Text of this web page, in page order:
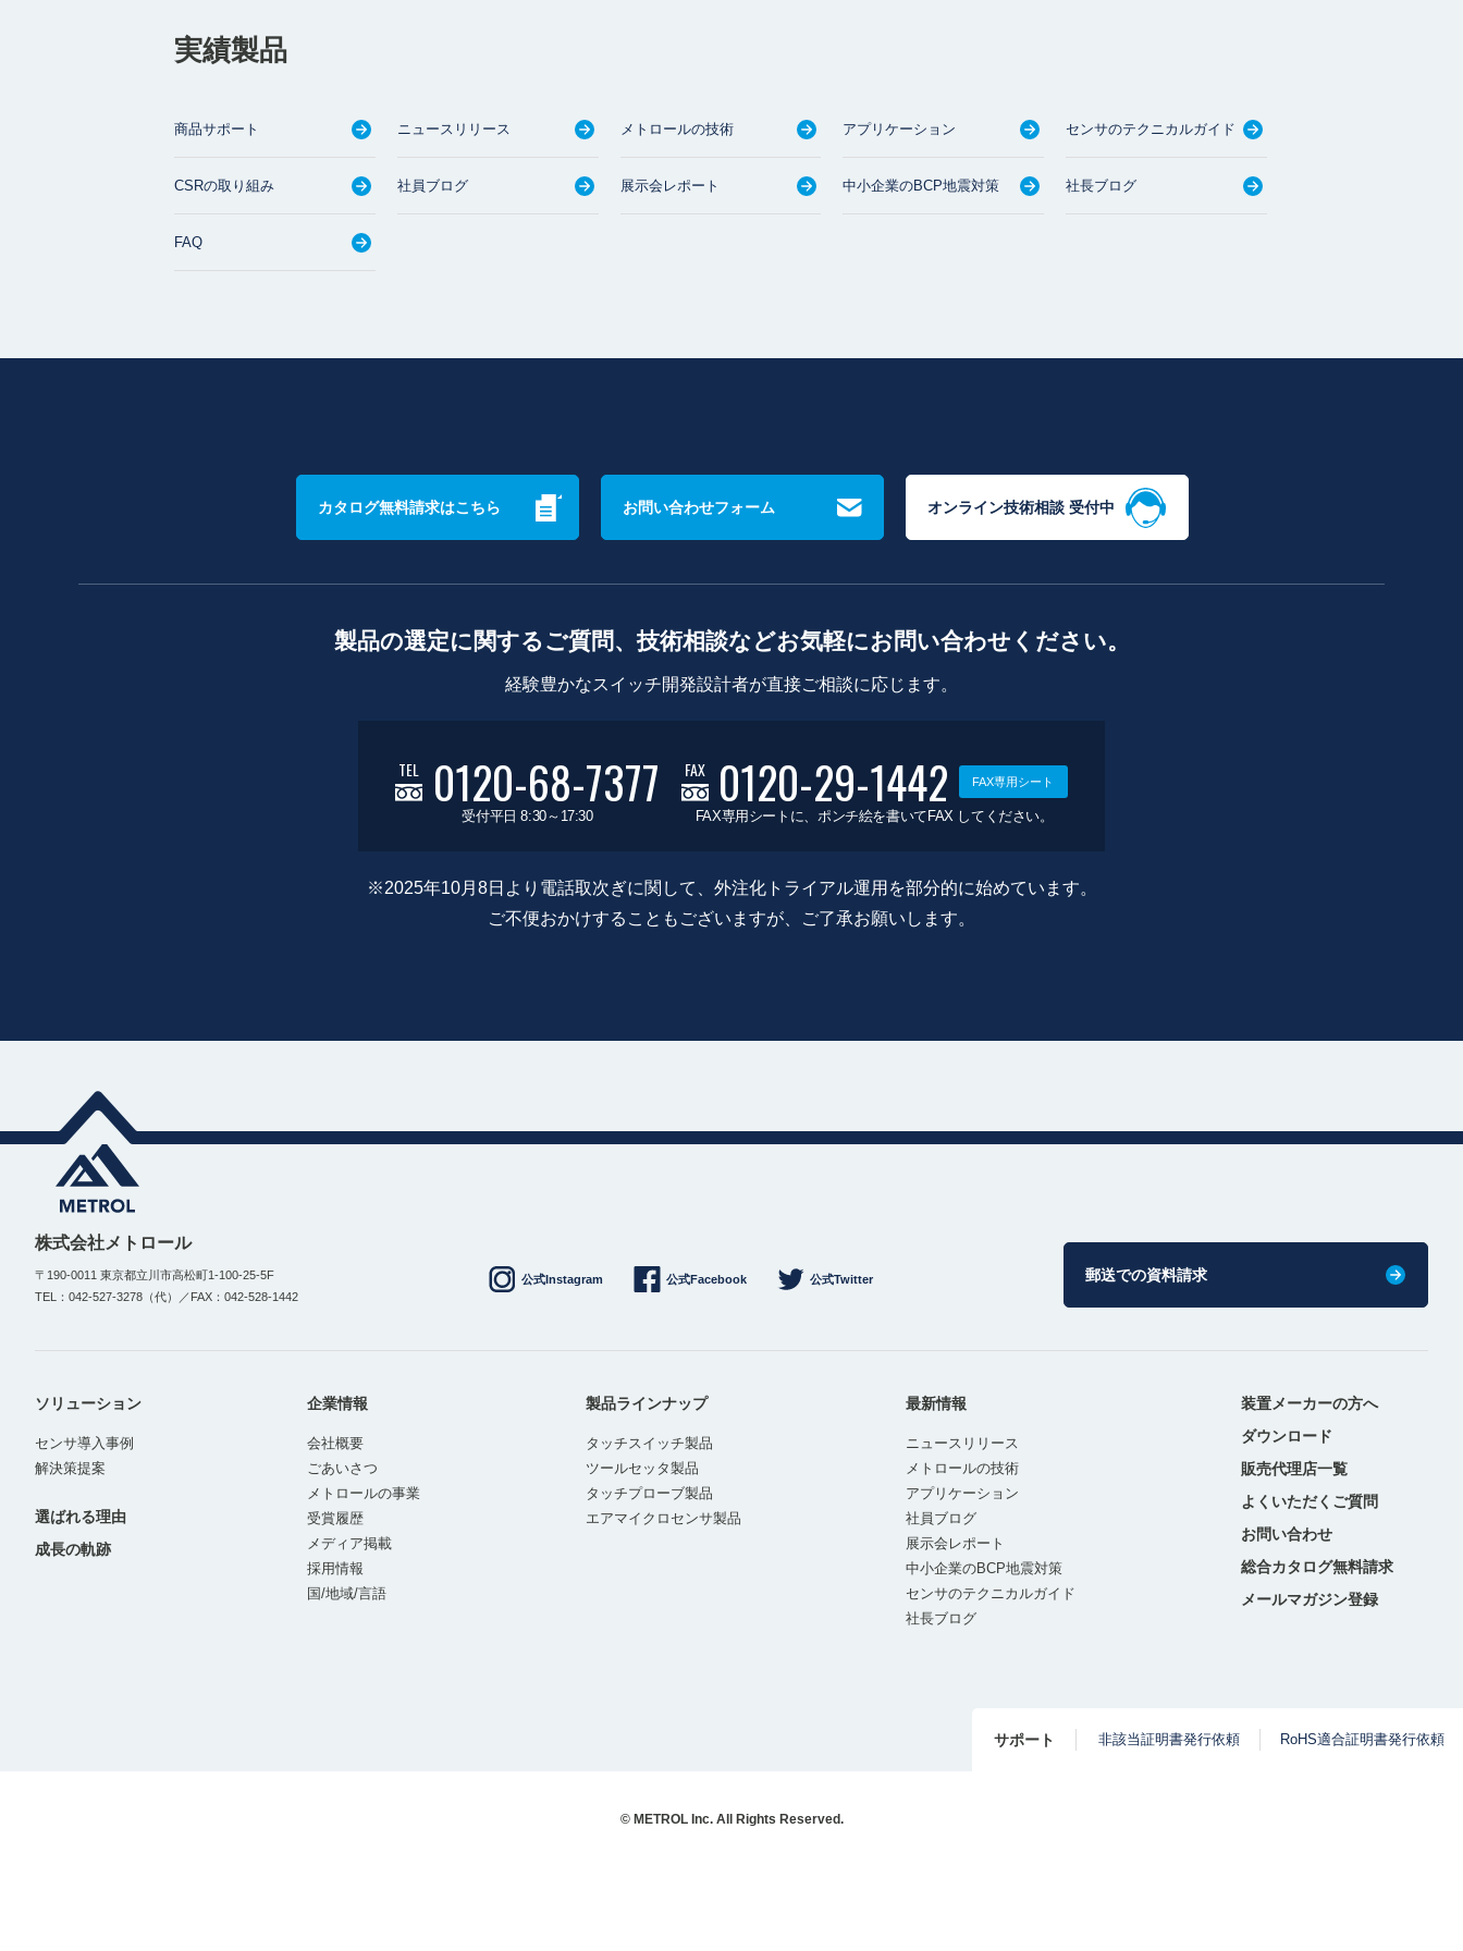
実績製品
商品サポート ニュースリリース メトロールの技術 アプリケーション センサのテクニカルガイド
CSRの取り組み 社員ブログ 展示会レポート 中小企業のBCP地震対策 社長ブログ
FAQ
カタログ無料請求はこちら お問い合わせフォーム オンライン技術相談 受付中
製品の選定に関するご質問、技術相談などお気軽にお問い合わせください。
経験豊かなスイッチ開発設計者が直接ご相談に応じます。
TEL 0120-68-7377
受付平日 8:30～17:30
FAX 0120-29-1442 FAX専用シート
FAX専用シートに、ポンチ絵を書いてFAX してください。
※2025年10月8日より電話取次ぎに関して、外注化トライアル運用を部分的に始めています。
ご不便おかけすることもございますが、ご了承お願いします。
株式会社メトロール
〒190-0011 東京都立川市高松町1-100-25-5F
TEL：042-527-3278（代）／FAX：042-528-1442
公式Instagram 公式Facebook 公式Twitter 郵送での資料請求
ソリューション
センサ導入事例
解決策提案
選ばれる理由
成長の軌跡
企業情報
会社概要
ごあいさつ
メトロールの事業
受賞履歴
メディア掲載
採用情報
国/地域/言語
製品ラインナップ
タッチスイッチ製品
ツールセッタ製品
タッチプローブ製品
エアマイクロセンサ製品
最新情報
ニュースリリース
メトロールの技術
アプリケーション
社員ブログ
展示会レポート
中小企業のBCP地震対策
センサのテクニカルガイド
社長ブログ
装置メーカーの方へ
ダウンロード
販売代理店一覧
よくいただくご質問
お問い合わせ
総合カタログ無料請求
メールマガジン登録
サポート 非該当証明書発行依頼 RoHS適合証明書発行依頼
© METROL Inc. All Rights Reserved.